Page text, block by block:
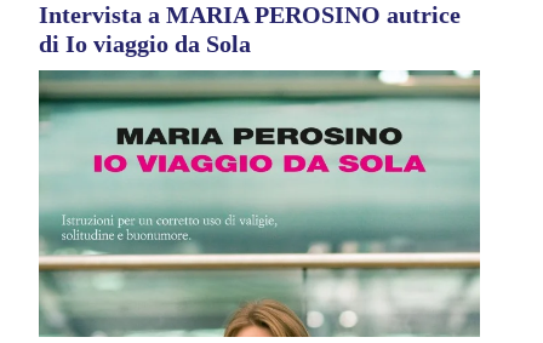
Intervista a MARIA PEROSINO autrice
di Io viaggio da Sola